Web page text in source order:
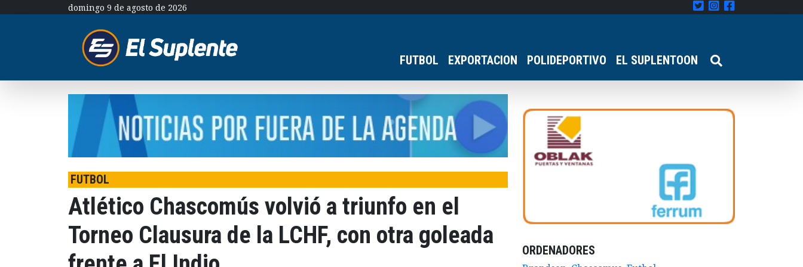
domingo 9 de agosto de 2026
FUTBOL EXPORTACION POLIDEPORTIVO EL SUPLENTOON
FUTBOL
Atlético Chascomús volvió a triunfo en el
Torneo Clausura de la LCHF, con otra goleada
ORDENADORES